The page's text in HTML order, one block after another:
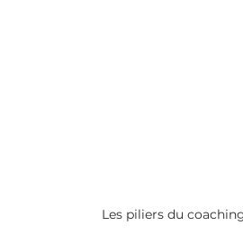
Les piliers du